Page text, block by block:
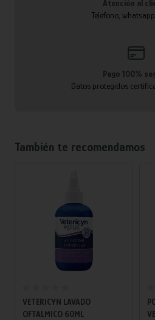
Atención al
Teléfono,
Pago 100%
Datos protegidos
También te recomendamos
VETERICYN LAVADO
OFTALMICO 60ML